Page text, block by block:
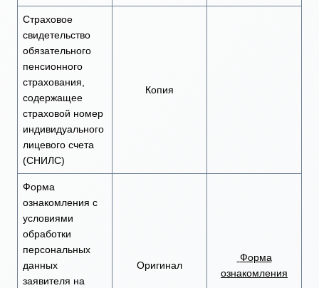
Страховое
свидетельство
обязательного
пенсионного
страхования,
содержащее
страховой номер
индивидуального
лицевого счета
(СНИЛС)
Копия
Форма
ознакомления с
условиями
обработки
персональных
данных
заявителя на
Оригинал
Форма
ознакомления